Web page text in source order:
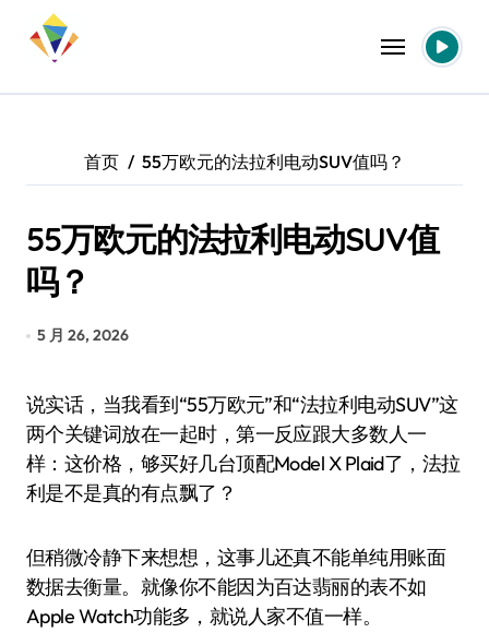
首页 55万欧元的法拉利电动SUV值吗？
55万欧元的法拉利电动SUV值
吗？
5 月 26, 2026
说实话，当我看到“55万欧元”和“法拉利电动SUV”这
两个关键词放在一起时，第一反应跟大多数人一
样：这价格，够买好几台顶配Model X Plaid了，法拉
利是不是真的有点飘了？
但稍微冷静下来想想，这事儿还真不能单纯用账面
数据去衡量。就像你不能因为百达翡丽的表不如
Apple Watch功能多，就说人家不值一样。